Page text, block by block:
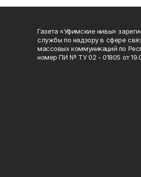
Газета «Уфимские нивы»
службы по надзору в сфере
массовых коммуникаций по
номер ПИ № ТУ 02 - 01805 от